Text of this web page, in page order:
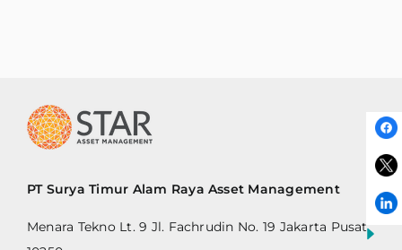
PT Surya Timur Alam Raya Asset Management
Menara Tekno Lt. 9 Jl. Fachrudin No. 19 Jakarta Pusat